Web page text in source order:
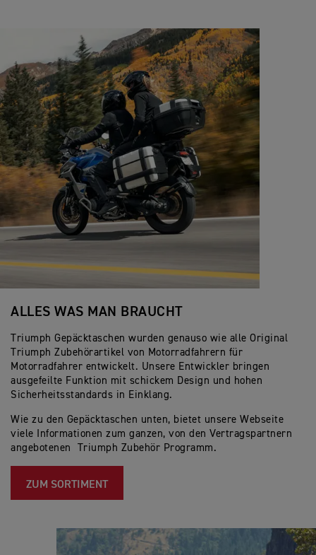
ALLES WAS MAN BRAUCHT
Triumph Gepäcktaschen wurden genauso wie alle Original
Triumph Zubehörartikel von Motorradfahrern für
Motorradfahrer entwickelt. Unsere Entwickler bringen
ausgefeilte Funktion mit schickem Design und hohen
Sicherheitsstandards in Einklang.
Wie zu den Gepäcktaschen unten, bietet unsere Webseite
viele Informationen zum ganzen, von den Vertragspartnern
angebotenen Triumph Zubehör Programm.
ZUM SORTIMENT